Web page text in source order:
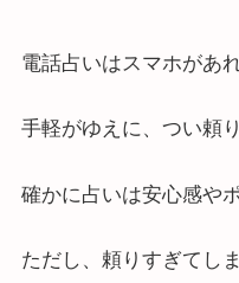
電話占いはスマホがあ
手軽がゆえに、つい頼
確かに占いは安心感や
ただし、頼りすぎてし